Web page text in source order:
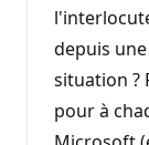
depuis
situation ?
pour à